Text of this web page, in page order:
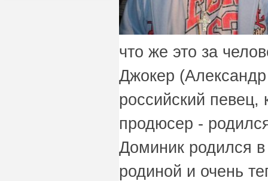
что же это за
Джокер
российский певец,
продюсер -
Доминик родился
родиной и очень